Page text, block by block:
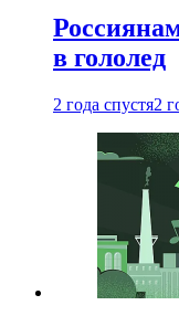
в гололед
2 года спустя2